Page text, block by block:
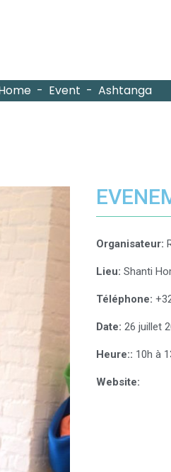
- Event - Ashtanga
Organisateur:
Lieu: Shanti
Téléphone:
Date: 26 juillet
Heure:: 10h à
Website: